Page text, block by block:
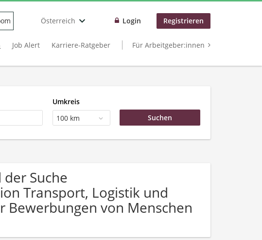
Österreich Login Registrieren
Job Alert Karriere-Ratgeber Für Arbeitgeber:innen
Umkreis
100 km
Suche
Transport, Logistik und
Bewerbungen von Menschen